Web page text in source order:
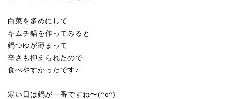
白菜を多めにして
キムチ鍋を作ってみると
鍋つゆが薄まって
辛さも抑えられたので
食べやすかったです♪
寒い日は鍋が一番ですね〜(^o^)